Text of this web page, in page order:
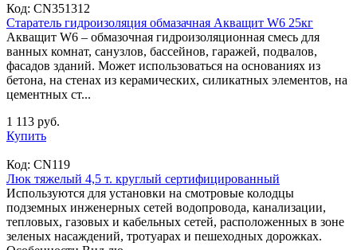
Код: CN351312
Старатель гидроизоляция обмазачная Акващит W6 25кг
Акващит W6 – обмазочная гидроизоляционная смесь для
ванных комнат, санузлов, бассейнов, гаражей, подвалов,
фасадов зданий. Может использоваться на основаниях из
бетона, на стенах из керамических, силикатных элементов, на
цементных ст...
1 113 руб.
Купить
Код: CN119
Люк тяжелый 4,5 т. круглый сертифицированный
Используются для установки на смотровые колодцы
подземных инженерных сетей водопровода, канализации,
тепловых, газовых и кабельных сетей, расположенных в зоне
зеленых насаждений, тротуарах и пешеходных дорожках.